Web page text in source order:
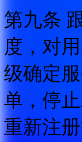
第九条
度，对
级确定
单，停
重新注